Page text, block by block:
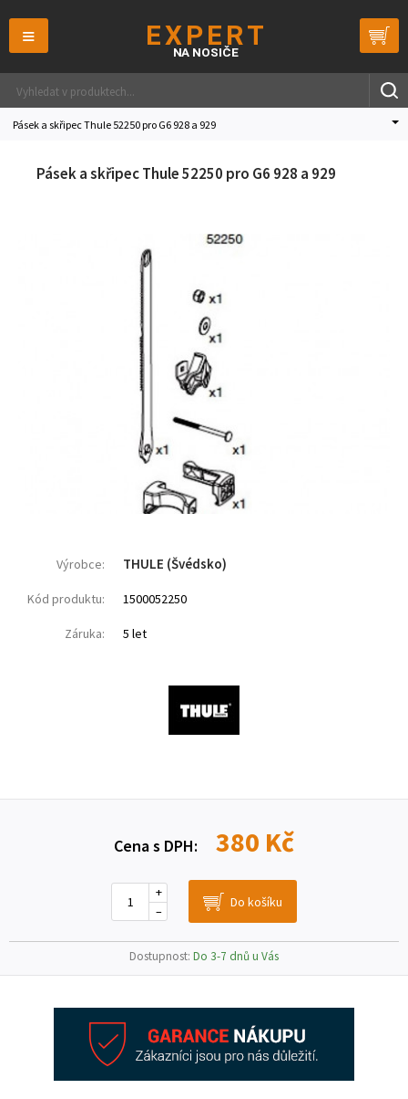
≡
Pásek a skřipec Thule 52250 pro G6 928 a 929
Pásek a skřipec Thule 52250 pro G6 928 a 929
Výrobce: THULE (Švédsko)
Kód produktu: 1500052250
Záruka: 5 let
Cena s DPH: 380 Kč
–
+
Dostupnost: Do 3-7 dnů u Vás